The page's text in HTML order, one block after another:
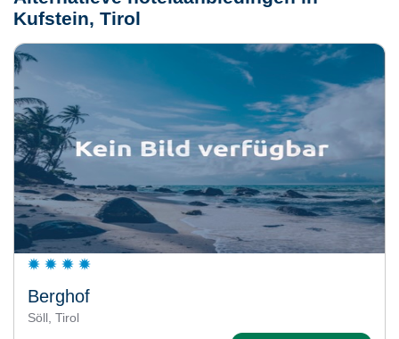
Kufstein, Tirol
Berghof
Söll, Tirol